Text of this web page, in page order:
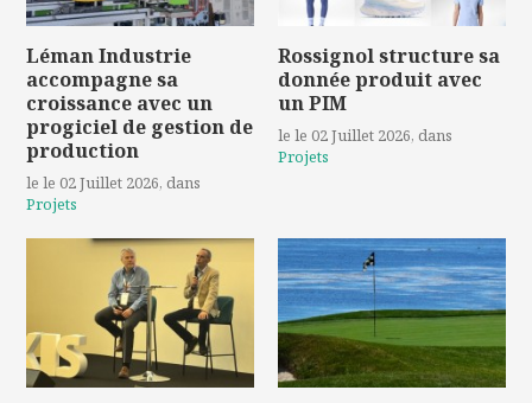
Léman Industrie
accompagne sa
croissance avec un
progiciel de gestion de
production
le le 02 Juillet 2026, dans
Projets
Rossignol structure sa
donnée produit avec
un PIM
le le 02 Juillet 2026, dans
Projets